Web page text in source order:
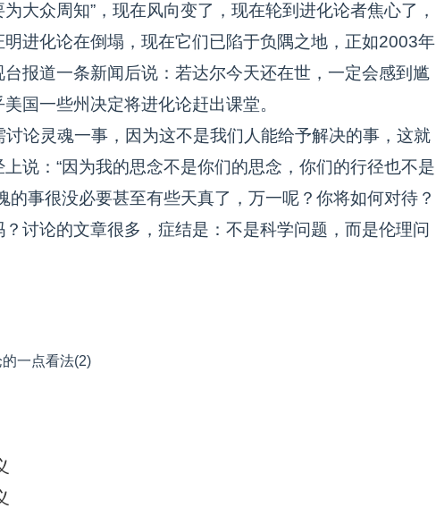
大众周知”，现在风向变了，现在轮到进化论者焦心了，
进化论在倒塌，现在它们已陷于负隅之地，正如2003年
报道一条新闻后说：若达尔今天还在世，一定会感到尴
国一些州决定将进化论赶出课堂。
论灵魂一事，因为这不是我们人能给予解决的事，这就
说：“因为我的思念不是你们的思念，你们的行径也不是
的事很没必要甚至有些天真了，万一呢？你将如何对待？
讨论的文章很多，症结是：不是科学问题，而是伦理问
一点看法(2)